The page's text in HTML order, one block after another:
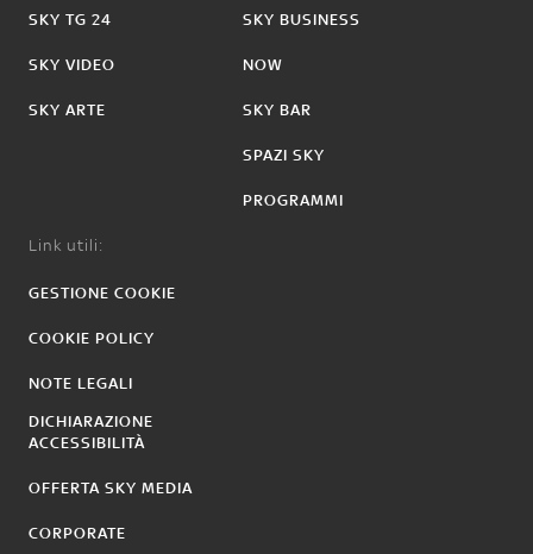
SKY TG 24
SKY VIDEO
SKY ARTE
SKY BUSINESS
NOW
SKY BAR
SPAZI SKY
PROGRAMMI
Link utili:
GESTIONE COOKIE
COOKIE POLICY
NOTE LEGALI
DICHIARAZIONE
ACCESSIBILITÀ
OFFERTA SKY MEDIA
CORPORATE